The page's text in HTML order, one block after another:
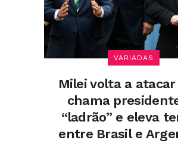
VARIADAS
Milei volta a atacar
chama
“ladrão” e eleva
entre Brasil e